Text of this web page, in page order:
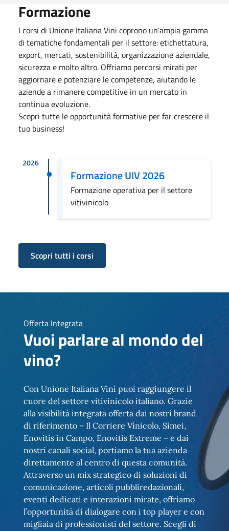
Formazione
I corsi di Unione Italiana Vini coprono un'ampia gamma
di tematiche fondamentali per il settore: etichettatura,
export, mercati, sostenibilità, organizzazione aziendale,
sicurezza e molto altro. Offriamo percorsi mirati per
aggiornare e potenziare le competenze, aiutando le
aziende a rimanere competitive in un mercato in
continua evoluzione.
Scopri tutte le opportunità formative per far crescere il
tuo business!
2026
Formazione UIV 2026
Formazione operativa per il settore
vitivinicolo
Scopri tutti i corsi
Offerta Integrata
Vuoi parlare al mondo del
vino?
Con Unione Italiana Vini puoi raggiungere il
cuore del settore vitivinicolo italiano. Grazie
alla visibilità integrata offerta dai nostri brand
di riferimento – Il Corriere Vinicolo, Simei,
Enovitis in Campo, Enovitis Extreme – e dai
nostri canali social, portiamo la tua azienda
direttamente al centro di questa comunità.
Attraverso un mix strategico di soluzioni di
comunicazione, articoli pubbliredazionali,
eventi dedicati e interazioni mirate, offriamo
l’opportunità di dialogare con i top player e con
migliaia di professionisti del settore. Scegli di